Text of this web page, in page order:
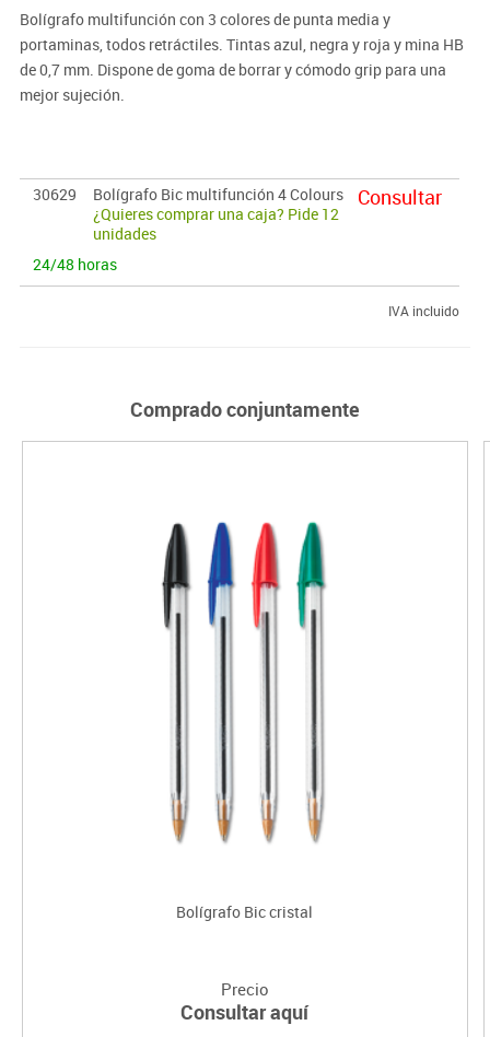
Bolígrafo multifunción con 3 colores de punta media y
portaminas, todos retráctiles. Tintas azul, negra y roja y mina HB
de 0,7 mm. Dispone de goma de borrar y cómodo grip para una
mejor sujeción.
30629
Bolígrafo Bic multifunción 4 Colours
¿Quieres comprar una caja? Pide 12
unidades
24/48 horas
Consultar
IVA incluido
Comprado conjuntamente
Bolígrafo Bic cristal
Precio
Consultar aquí